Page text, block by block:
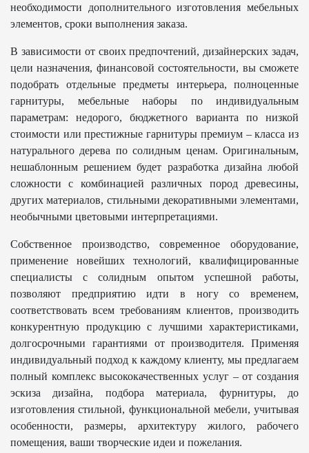
необходимости дополнительного изготовления мебельных
элементов, сроки выполнения заказа.
В зависимости от своих предпочтений, дизайнерских задач,
цели назначения, финансовой состоятельности, вы сможете
подобрать отдельные предметы интерьера, полноценные
гарнитуры, мебельные наборы по индивидуальным
параметрам: недорого, бюджетного варианта по низкой
стоимости или престижные гарнитуры премиум – класса из
натурального дерева по солидным ценам. Оригинальным,
нешаблонным решением будет разработка дизайна любой
сложности с комбинацией различных пород древесины,
других материалов, стильными декоративными элементами,
необычными цветовыми интерпретациями.
Собственное производство, современное оборудование,
применение новейших технологий, квалифицированные
специалисты с солидным опытом успешной работы,
позволяют предприятию идти в ногу со временем,
соответствовать всем требованиям клиентов, производить
конкурентную продукцию с лучшими характеристиками,
долгосрочными гарантиями от производителя. Применяя
индивидуальный подход к каждому клиенту, мы предлагаем
полный комплекс высококачественных услуг – от создания
эскиза дизайна, подбора материала, фурнитуры, до
изготовления стильной, функциональной мебели, учитывая
особенности, размеры, архитектуру жилого, рабочего
помещения, ваши творческие идеи и пожелания.